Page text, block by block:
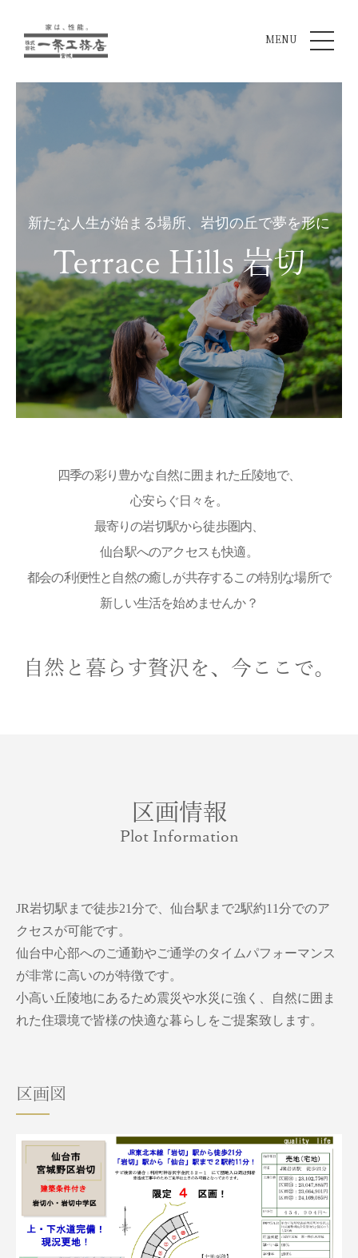
MENU
新たな人生が始まる場所、岩切の丘で夢を形に
Terrace Hills 岩切
四季の彩り豊かな自然に囲まれた丘陵地で、
心安らぐ日々を。
最寄りの岩切駅から徒歩圏内、
仙台駅へのアクセスも快適。
都会の利便性と自然の癒しが共存するこの特別な場所で
新しい生活を始めませんか？
自然と暮らす贅沢を、 今ここで。
区画情報
Plot Information
JR岩切駅まで徒歩21分で、仙台駅まで2駅約11分でのア
クセスが可能です。
仙台中心部へのご通勤やご通学のタイムパフォーマンス
が非常に高いのが特徴です。
小高い丘陵地にあるため震災や水災に強く、自然に囲ま
れた住環境で皆様の快適な暮らしをご提案致します。
区画図